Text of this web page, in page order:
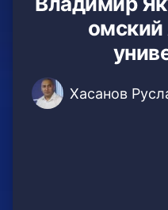
Хасанов